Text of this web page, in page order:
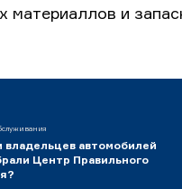
материаллов и
владельцев автомобилей
Центр Правильного